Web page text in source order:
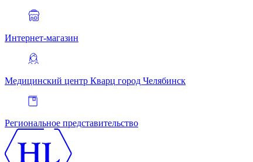
Интернет-магазин
Медицинский центр Кварц город Челябинск
Региональное представительство